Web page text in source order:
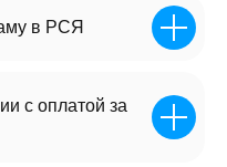
в РСЯ
с оплатой за